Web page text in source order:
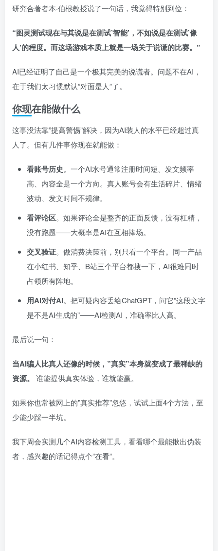
研究合著者本·伯根教授说了一句话，我觉得特别到位：
“图灵测试现在与其说是在测试’智能’，不如说是在测试’像
人’的程度。而这场游戏本质上就是一场关于说谎的比赛。”
AI已经证明了自己是一个极其完美的说谎者。问题不在AI，
在于我们太习惯默认”对面是人”了。
你现在能做什么
这事没法靠”提高警惕”解决，因为AI装人的水平已经超过真
人了。但有几件事你现在就能做：
看账号历史。一个AI水号通常注册时间短、发文频率
高、内容全是一个方向。真人账号会有生活碎片、情绪
波动、发文时间不规律。
看评论区。如果评论全是整齐的正面反馈，没有杠精，
没有跑题——大概率是AI在互相捧场。
交叉验证。做消费决策前，别只看一个平台。同一产品
在小红书、知乎、B站三个平台都搜一下，AI很难同时
占领所有阵地。
用AI对付AI。把可疑内容丢给ChatGPT，问它”这段文字
是不是AI生成的”——AI检测AI，准确率比人高。
最后说一句：
当AI骗人比真人还像的时候，”真实”本身就变成了最稀缺的
资源。
谁能提供真实体验，谁就能赢。
如果你也常被网上的”真实推荐”忽悠，试试上面4个方法，至
少能少踩一半坑。
我下周会实测几个AI内容检测工具，看看哪个最能揪出伪装
者，感兴趣的话记得点个”在看”。